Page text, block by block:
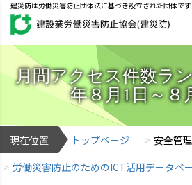
建災防は労働災害防止団体法に基づき設立された団体です
月間アクセス件数ラ
年８月1日～８
現在位置 トップページ
安全管
労働災害防止のためのICT活用データベ